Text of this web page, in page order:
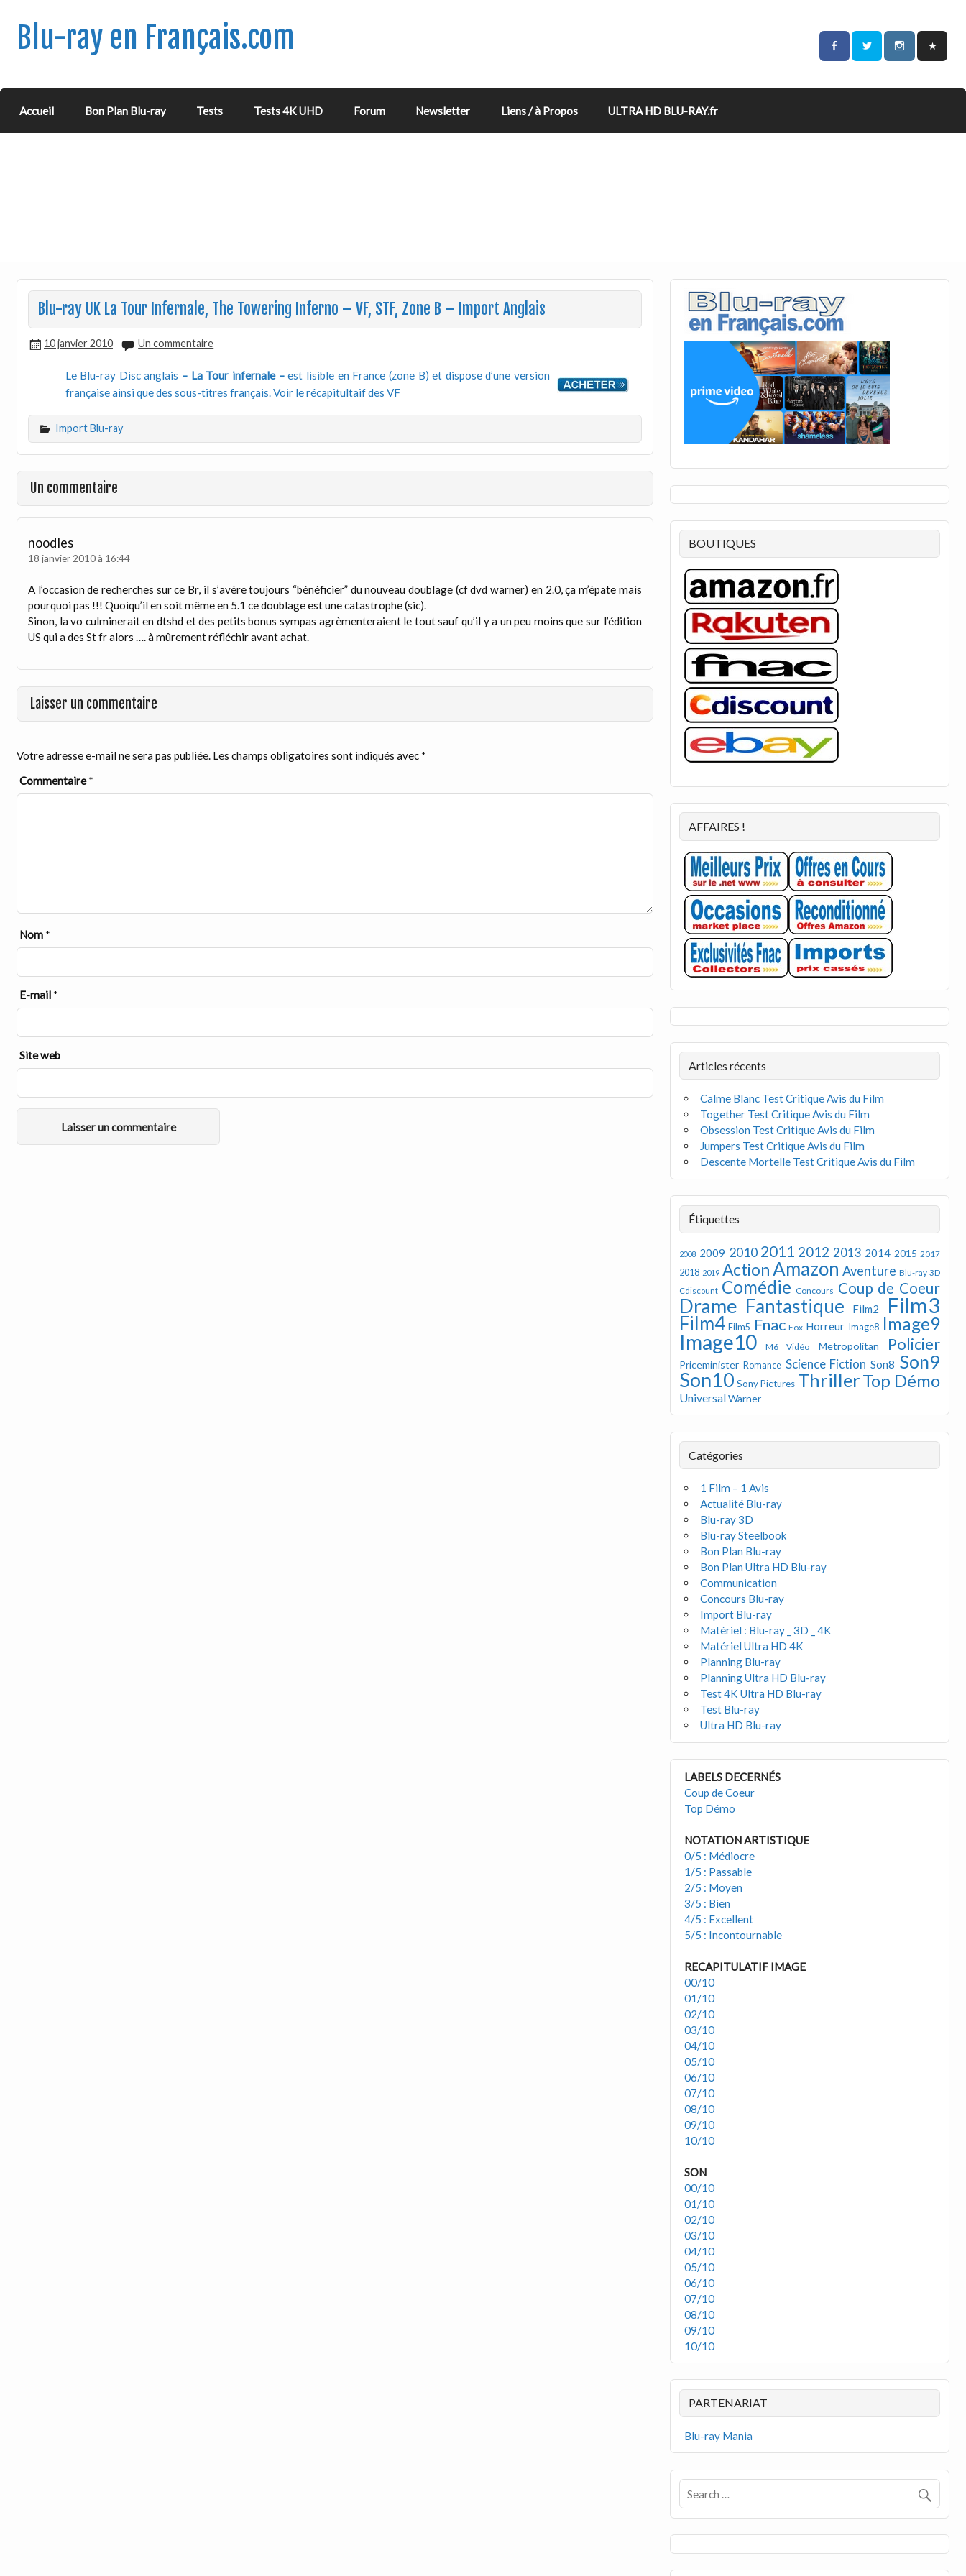
Blu-ray en Français.com
Accueil Bon Plan Blu-ray Tests Tests 4K UHD Forum Newsletter Liens / à Propos ULTRA HD BLU-RAY.fr
Blu-ray UK La Tour Infernale, The Towering Inferno – VF, STF, Zone B – Import Anglais
10 janvier 2010 Un commentaire
Le Blu-ray Disc anglais – La Tour infernale –est lisible en France (zone B) et dispose d’une version
française ainsi que des sous-titres français.Voir le récapitultaif des VF
Import Blu-ray
Un commentaire
noodles
18 janvier 2010 à 16:44
A l’occasion de recherches sur ce Br, il s’avère toujours “bénéficier” du nouveau doublage (cf dvd warner) en 2.0, ça m’épate mais
pourquoi pas !!! Quoiqu’il en soit même en 5.1 ce doublage est une catastrophe (sic).
Sinon, la vo culminerait en dtshd et des petits bonus sympas agrèmenteraient le tout sauf qu’il y a un peu moins que sur l’édition
US qui a des St fr alors …. à mûrement réfléchir avant achat.
Laisser un commentaire
Votre adresse e-mail ne sera pas publiée. Les champs obligatoires sont indiqués avec *
Commentaire*
Nom *
E-mail *
Site web
BOUTIQUES
AFFAIRES !
Articles récents
Calme Blanc Test Critique Avis du Film
Together Test Critique Avis du Film
Obsession Test Critique Avis du Film
Jumpers Test Critique Avis du Film
Descente Mortelle Test Critique Avis du Film
Étiquettes
2008 2009 2010 2011 2012 2013 2014 2015 2017
2018 2019 ActionAmazon Aventure Blu-ray 3D
Cdiscount Comédie Concours Coup de Coeur
Drame Fantastique Film2 Film3
Film4 Film5 Fnac Fox Horreur Image8 Image9
Image10 M6 Vidéo Metropolitan Policier
Priceminister Romance Science Fiction Son8 Son9
Son10 Sony Pictures ThrillerTop Démo
UniversalWarner
Catégories
1 Film – 1 Avis
Actualité Blu-ray
Blu-ray 3D
Blu-ray Steelbook
Bon Plan Blu-ray
Bon Plan Ultra HD Blu-ray
Communication
Concours Blu-ray
Import Blu-ray
Matériel : Blu-ray _ 3D _ 4K
Matériel Ultra HD 4K
Planning Blu-ray
Planning Ultra HD Blu-ray
Test 4K Ultra HD Blu-ray
Test Blu-ray
Ultra HD Blu-ray
LABELS DECERNÉS
Coup de Coeur
Top Démo
NOTATION ARTISTIQUE
0/5 : Médiocre
1/5 : Passable
2/5 : Moyen
3/5 : Bien
4/5 : Excellent
5/5 : Incontournable
RECAPITULATIF IMAGE
00/10
01/10
02/10
03/10
04/10
05/10
06/10
07/10
08/10
09/10
10/10
SON
00/10
01/10
02/10
03/10
04/10
05/10
06/10
07/10
08/10
09/10
10/10
PARTENARIAT
Blu-ray Mania